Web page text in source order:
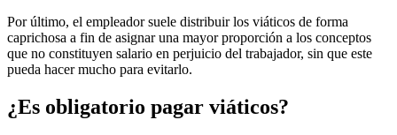
Por último, el empleador suele distribuir los viáticos de forma
caprichosa a fin de asignar una mayor proporción a los conceptos
que no constituyen salario en perjuicio del trabajador, sin que este
pueda hacer mucho para evitarlo.
¿Es obligatorio pagar viáticos?